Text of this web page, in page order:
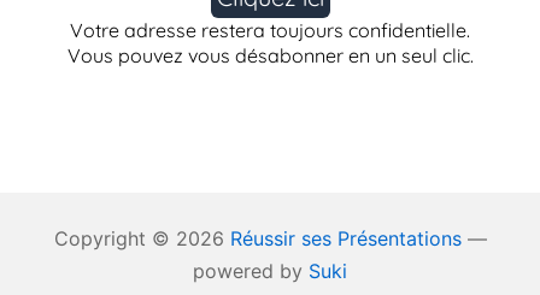
Copyright © 2026 Réussir ses Présentations—
powered by Suki